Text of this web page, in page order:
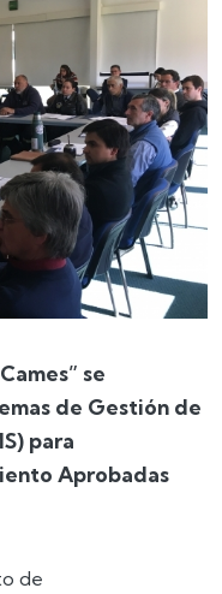
se
de Gestión de
para
Aprobadas
de